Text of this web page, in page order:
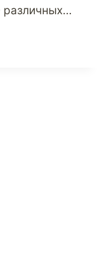
различных…